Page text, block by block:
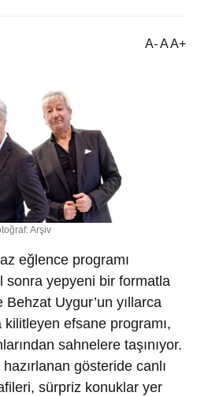
A- A A+
Arşiv
eğlence programı
sonra yepyeni bir formatla
Uygur’un yıllarca
kilitleyen efsane programı,
sahnelere taşınıyor.
gösteride canlı
sürpriz konuklar yer